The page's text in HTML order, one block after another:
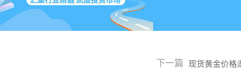
下一篇 现货黄金价格